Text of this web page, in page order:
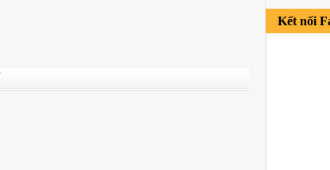
Kết nối